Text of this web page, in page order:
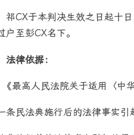
祁CX于本判决生效之日起十
户至彭CX名下。
法律依据：
《最高人民法院关于适用〈中
条民法典施行后的法律事实引